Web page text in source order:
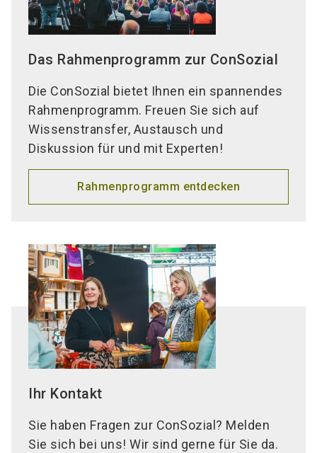
Das Rahmenprogramm zur ConSozial
Die ConSozial bietet Ihnen ein spannendes
Rahmenprogramm. Freuen Sie sich auf
Wissenstransfer, Austausch und
Diskussion für und mit Experten!
Rahmenprogramm entdecken
Ihr Kontakt
Sie haben Fragen zur ConSozial? Melden
Sie sich bei uns! Wir sind gerne für Sie da.